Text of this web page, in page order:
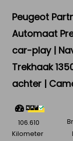
Peugeot
Automaat
car-play |
Trekhaak
achter |
106.610
Kilometer